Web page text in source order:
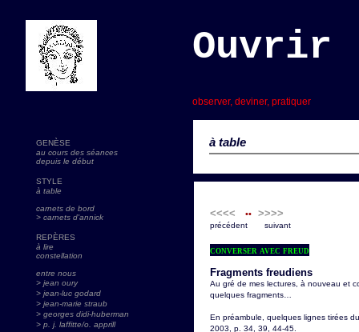
à table
observer, deviner, pratiquer
GENÈSE
au cours des séances
depuis le début
STYLE
à table
carnets de bord
> carnets d'annick
REPÈRES
à lire
constellation
entre nous
> jean oury
> jean-luc godard
> jean-marie straub
> georges didi-huberman
> p. j. laffitte/o. apprill
<<<< •• >>>>
précédent suivant
converser avec freud
Fragments freudiens
Au gré de mes lectures, à nouveau et
quelques fragments…
En préambule, quelques lignes tirées
2003, p. 34, 39, 44-45.
Ouvrir